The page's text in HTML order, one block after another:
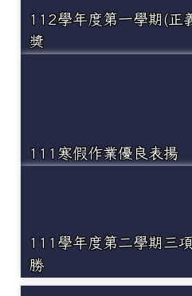
112學年度第一學期(正
獎
111寒假作業優良表揚
111學年度第二學期三
勝